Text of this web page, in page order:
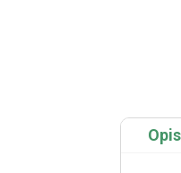
Opis